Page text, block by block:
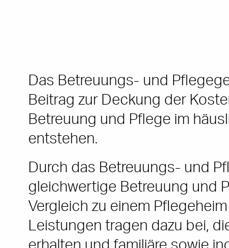
Das Betreuungs- und
Beitrag zur Deckung der
Betreuung und Pflege im
entstehen.
Durch das Betreuungs- und
gleichwertige Betreuung und
Vergleich zu einem
Leistungen tragen dazu bei,